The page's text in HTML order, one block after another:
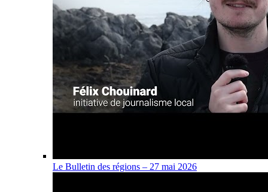
Le Bulletin des régions – 27 mai 2026